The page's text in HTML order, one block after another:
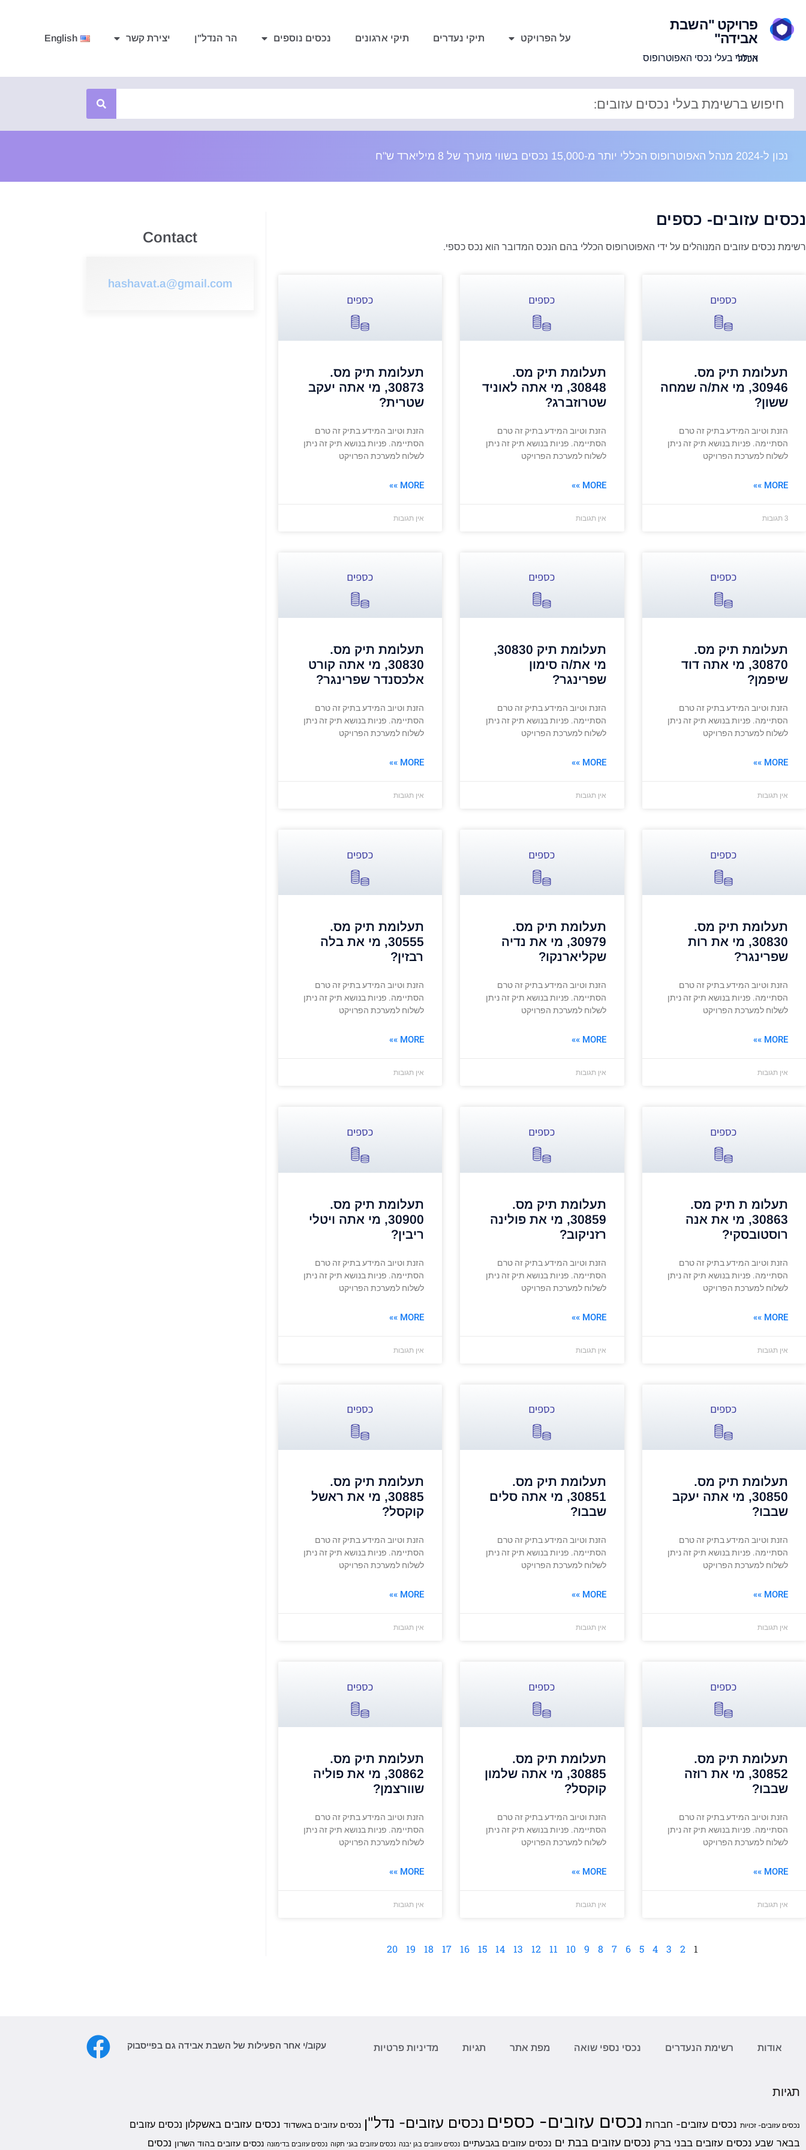
פרויקט "השבת
אבידה"
איתור בעלי נכסי האפוטרופוס הכללי
על הפרויקט תיקי נעדרים תיקי ארגונים נכסים נוספים הר הנדל"ן יצירת קשר English
נכון ל-2024 מנהל האפוטרופוס הכללי יותר מ-15,000 נכסים בשווי מוערך של 8 מיליארד ש"ח
נכסים עזובים- כספים
רשימת נכסים עזובים המנוהלים על ידי האפוטרופוס הכללי בהם הנכס המדובר הוא נכס כספי.
תעלומת תיק מס.
30946, מי את/ה שמחה
ששון?
הזנת וטיוב המידע בתיק זה טרם
הסתיימה. פניות בנושא תיק זה ניתן
לשלוח למערכת הפרויקט
MORE »»
3 תגובות
תעלומת תיק מס.
30848, מי אתה לאוניד
שטרוזברג?
הזנת וטיוב המידע בתיק זה טרם
הסתיימה. פניות בנושא תיק זה ניתן
לשלוח למערכת הפרויקט
MORE »»
אין תגובות
תעלומת תיק מס.
30873, מי אתה יעקב
שטרית?
הזנת וטיוב המידע בתיק זה טרם
הסתיימה. פניות בנושא תיק זה ניתן
לשלוח למערכת הפרויקט
MORE »»
אין תגובות
תעלומת תיק מס.
30870, מי אתה דוד
שיפמן?
הזנת וטיוב המידע בתיק זה טרם
הסתיימה. פניות בנושא תיק זה ניתן
לשלוח למערכת הפרויקט
MORE »»
אין תגובות
תעלומת תיק 30830,
מי את/ה סימון
שפרינגר?
הזנת וטיוב המידע בתיק זה טרם
הסתיימה. פניות בנושא תיק זה ניתן
לשלוח למערכת הפרויקט
MORE »»
אין תגובות
תעלומת תיק מס.
30830, מי אתה קורט
אלכסנדר שפרינגר?
הזנת וטיוב המידע בתיק זה טרם
הסתיימה. פניות בנושא תיק זה ניתן
לשלוח למערכת הפרויקט
MORE »»
אין תגובות
תעלומת תיק מס.
30830, מי את רות
שפרינגר?
הזנת וטיוב המידע בתיק זה טרם
הסתיימה. פניות בנושא תיק זה ניתן
לשלוח למערכת הפרויקט
MORE »»
אין תגובות
תעלומת תיק מס.
30979, מי את נדיה
שקליארנקו?
הזנת וטיוב המידע בתיק זה טרם
הסתיימה. פניות בנושא תיק זה ניתן
לשלוח למערכת הפרויקט
MORE »»
אין תגובות
תעלומת תיק מס.
30555, מי את בלה
רבזין?
הזנת וטיוב המידע בתיק זה טרם
הסתיימה. פניות בנושא תיק זה ניתן
לשלוח למערכת הפרויקט
MORE »»
אין תגובות
תעלומ ת תיק מס.
30863, מי את אנה
רוסטובסקי?
הזנת וטיוב המידע בתיק זה טרם
הסתיימה. פניות בנושא תיק זה ניתן
לשלוח למערכת הפרויקט
MORE »»
אין תגובות
תעלומת תיק מס.
30859, מי את פולינה
רזניקוב?
הזנת וטיוב המידע בתיק זה טרם
הסתיימה. פניות בנושא תיק זה ניתן
לשלוח למערכת הפרויקט
MORE »»
אין תגובות
תעלומת תיק מס.
30900, מי אתה ויטלי
ריבין?
הזנת וטיוב המידע בתיק זה טרם
הסתיימה. פניות בנושא תיק זה ניתן
לשלוח למערכת הפרויקט
MORE »»
אין תגובות
תעלומת תיק מס.
30850, מי אתה יעקב
שבבו?
הזנת וטיוב המידע בתיק זה טרם
הסתיימה. פניות בנושא תיק זה ניתן
לשלוח למערכת הפרויקט
MORE »»
אין תגובות
תעלומת תיק מס.
30851, מי אתה סלים
שבבו?
הזנת וטיוב המידע בתיק זה טרם
הסתיימה. פניות בנושא תיק זה ניתן
לשלוח למערכת הפרויקט
MORE »»
אין תגובות
תעלומת תיק מס.
30885, מי את ראשל
קוקסל?
הזנת וטיוב המידע בתיק זה טרם
הסתיימה. פניות בנושא תיק זה ניתן
לשלוח למערכת הפרויקט
MORE »»
אין תגובות
תעלומת תיק מס.
30852, מי את רוזה
שבבו?
הזנת וטיוב המידע בתיק זה טרם
הסתיימה. פניות בנושא תיק זה ניתן
לשלוח למערכת הפרויקט
MORE »»
אין תגובות
תעלומת תיק מס.
30885, מי אתה שלמון
קוקסל?
הזנת וטיוב המידע בתיק זה טרם
הסתיימה. פניות בנושא תיק זה ניתן
לשלוח למערכת הפרויקט
MORE »»
אין תגובות
תעלומת תיק מס.
30862, מי את פוליה
שוורצמן?
הזנת וטיוב המידע בתיק זה טרם
הסתיימה. פניות בנושא תיק זה ניתן
לשלוח למערכת הפרויקט
MORE »»
אין תגובות
1
2
3
4
5
6
7
8
9
10
11
12
13
14
15
16
17
18
19
20
Contact
hashavat.a@gmail.com
אודות רשימת הנעדרים נכסי נספי שואה מפת אתר תגיות מדיניות פרטיות עקוב/י אחר הפעילות של השבת אבידה גם בפייסבוק
תגיות
נכסים עזובים- זכויות נכסים עזובים- חברות נכסים עזובים- כספים נכסים עזובים- נדל"ן נכסים עזובים באשדוד נכסים עזובים באשקלון נכסים עזובים
בבאר שבע נכסים עזובים בבני ברק נכסים עזובים בבת ים נכסים עזובים בגבעתיים נכסים עזובים בגן יבנה נכסים עזובים בגני תקוה נכסים עזובים בדימונה נכסים עזובים בהוד השרון נכסים